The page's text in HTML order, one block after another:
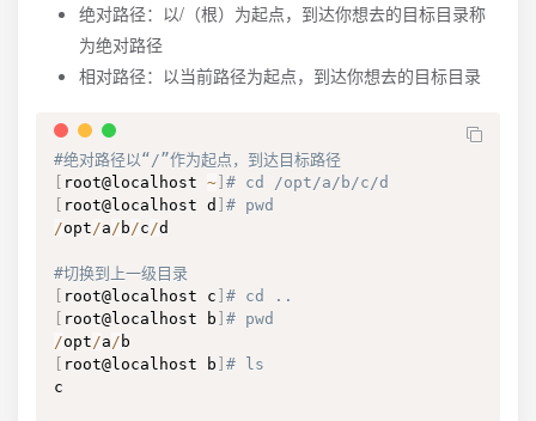
绝对路径：以/（根）为起点，到达你想去的目标目录称
为绝对路径
相对路径：以当前路径为起点，到达你想去的目标目录
#绝对路径以“/”作为起点，到达目标路径
root@localhost ~ # cd /opt/a/b/c/d
root@localhost d
# pwd
/opt/a/ b/c/d
#切换到上一级目录
root@localhost c # cd ..
root@localhost b # pwd
/opt/a/
root@localhost b # ls
c